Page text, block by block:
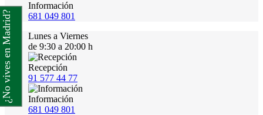
Información
681 049 801
Lunes a Viernes
de 9:30 a 20:00 h
Recepción
91 577 44 77
Información
681 049 801
¿No vives en Madrid?